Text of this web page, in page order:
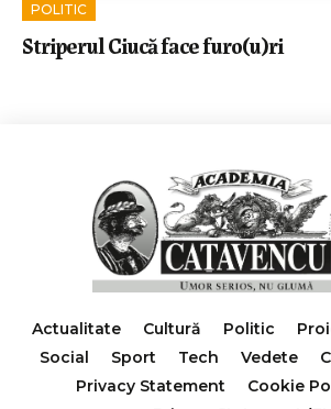
POLITIC
Striperul Ciucă face furo(u)ri
Actualitate Cultură Politic
Social
Sport Tech Vedete
Privacy Statement
Cookie